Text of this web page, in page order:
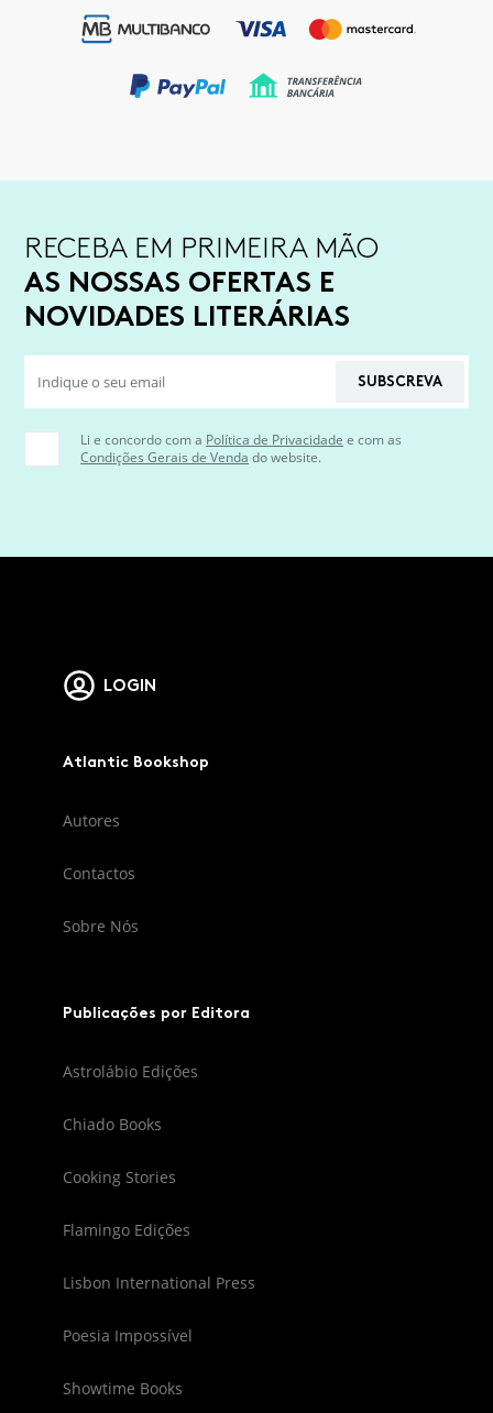
RECEBA EM PRIMEIRA MÃO
AS NOSSAS OFERTAS E
NOVIDADES LITERÁRIAS
SUBSCREVA
Li e concordo com a Política de Privacidade e com as
Condições Gerais de Venda do website.
LOGIN
Atlantic Bookshop
Autores
Contactos
Sobre Nós
Publicações por Editora
Astrolábio Edições
Chiado Books
Cooking Stories
Flamingo Edições
Lisbon International Press
Poesia Impossível
Showtime Books